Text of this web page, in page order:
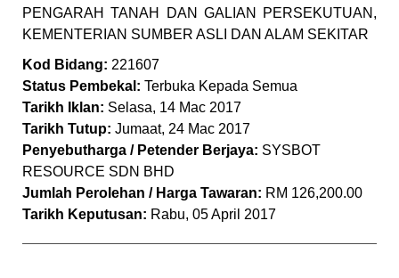
PENGARAH TANAH DAN GALIAN PERSEKUTUAN,
KEMENTERIAN SUMBER ASLI DAN ALAM SEKITAR
Kod Bidang: 221607
Status Pembekal: Terbuka Kepada Semua
Tarikh Iklan: Selasa, 14 Mac 2017
Tarikh Tutup: Jumaat, 24 Mac 2017
Penyebutharga / Petender Berjaya: SYSBOT
RESOURCE SDN BHD
Jumlah Perolehan / Harga Tawaran: RM 126,200.00
Tarikh Keputusan: Rabu, 05 April 2017